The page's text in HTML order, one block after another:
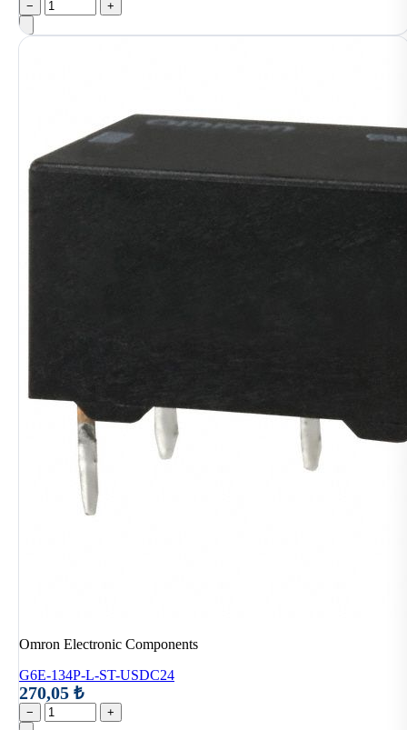
− +
Omron Electronic Components
G6E-134P-L-ST-USDC24
270,05 ₺
− +